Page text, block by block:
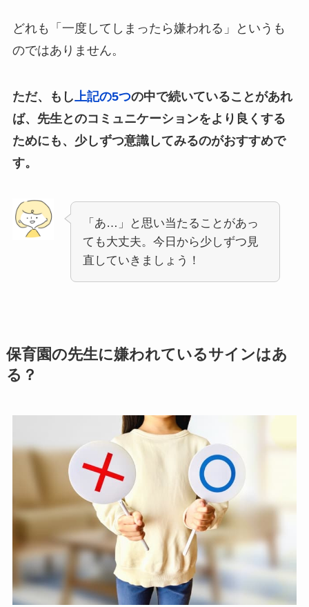
どれも「一度してしまったら嫌われる」というも
のではありません。
ただ、もし上記の5つの中で続いていることがあれ
ば、先生とのコミュニケーションをより良くする
ためにも、少しずつ意識してみるのがおすすめで
す。
「あ…」と思い当たることがあっ
ても大丈夫。今日から少しずつ見
直していきましょう！
保育園の先生に嫌われているサインはあ
る？